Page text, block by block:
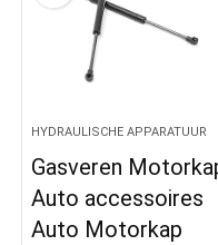
HYDRAULISCHE APPARATUUR
Gasveren
Auto accessoires
Auto Motorkap